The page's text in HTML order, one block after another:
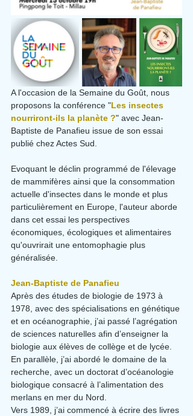
A l'occasion de la Semaine du Goût, nous
proposons la conférence "Les insectes
nourriront-ils la planète ?" avec Jean-
Baptiste de Panafieu issue de son essai
publié chez Actes Sud.
Evoquant le déclin programmé de l'élevage
de mammifères ainsi que la consommation
actuelle d'insectes dans le monde et plus
particulièrement en Europe, l'auteur aborde
dans cet essai les perspectives
économiques, écologiques et alimentaires
qu'ouvrirait une entomophagie plus
généralisée.
Jean-Baptiste de Panafieu
Après des études de biologie de 1973 à
1978, avec des spécialisations en génétique
et en océanographie, j’ai passé l’agrégation
de sciences naturelles afin d’enseigner la
biologie aux élèves de collège et de lycée.
En parallèle, j’ai abordé le domaine de la
recherche, avec un doctorat d’océanologie
biologique consacré à l’alimentation des
merlans en mer du Nord.
Vers 1989, j’ai commencé à écrire des livres